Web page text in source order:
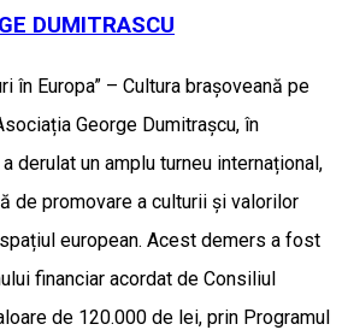
DUMITRASCU
în Europa” – Cultura brașoveană pe
George Dumitrașcu, în
derulat un amplu turneu internațional,
de promovare a culturii și valorilor
european. Acest demers a fost
financiar acordat de Consiliul
de 120.000 de lei, prin Programul